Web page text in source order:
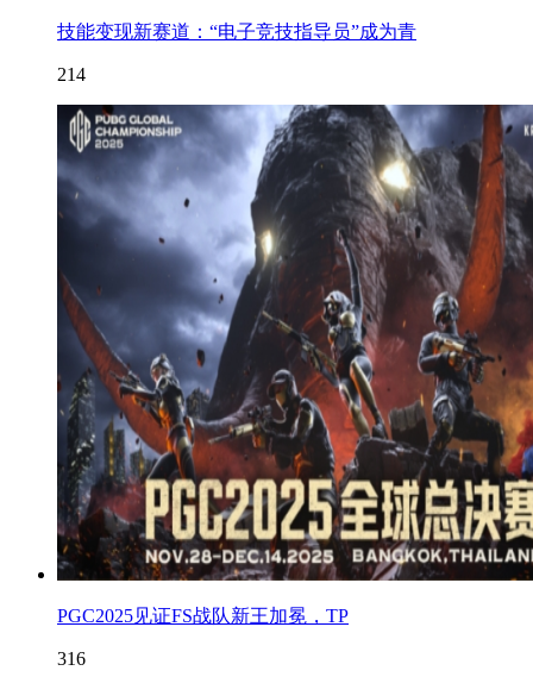
技能变现新赛道：“电子竞技指导员”成为青
214
PGC2025见证FS战队新王加冕，TP
316